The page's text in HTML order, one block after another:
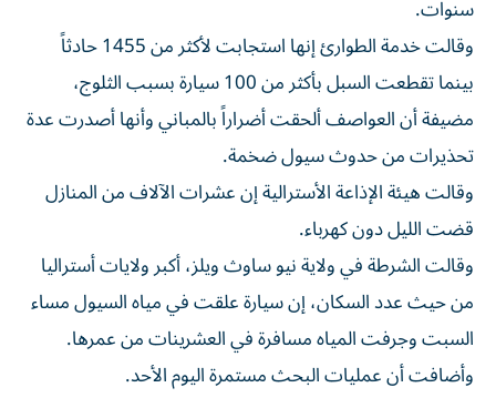
سنوات.
وقالت خدمة الطوارئ إنها استجابت لأكثر من 1455 حادثاً
بينما تقطعت السبل بأكثر من 100 سيارة بسبب الثلوج،
مضيفة أن العواصف ألحقت أضراراً بالمباني وأنها أصدرت عدة
تحذيرات من حدوث سيول ضخمة.
وقالت هيئة الإذاعة الأسترالية إن عشرات الآلاف من المنازل
قضت الليل دون كهرباء.
وقالت الشرطة في ولاية نيو ساوث ويلز، أكبر ولايات أستراليا
من حيث عدد السكان، إن سيارة علقت في مياه السيول مساء
السبت وجرفت المياه مسافرة في العشرينات من عمرها.
وأضافت أن عمليات البحث مستمرة اليوم الأحد.